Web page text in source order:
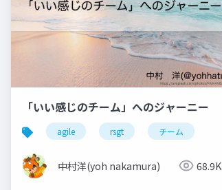
「いい感じのチーム」へのジャーニー
agile rsgt チーム
中村洋(yoh nakamura) 68.9K